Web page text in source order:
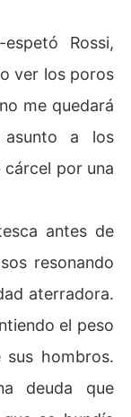
Rossi,
ver los poros
me quedará
a los
cárcel por una
antes de
resonando
aterradora.
el peso
sus hombros.
deuda que